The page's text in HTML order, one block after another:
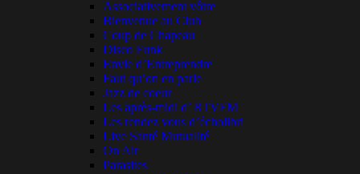
Associativement vôtre
Bienvenue au Club
Coup de Chapeau
Disco Funk
Envie d’Entreprendre
Faut qu’on en parle
Jazz de coeur
Les après-midi d’ RTVFM
Les rendez vous d’écholibri
Live Santé Mutualité
On Air
Parasites